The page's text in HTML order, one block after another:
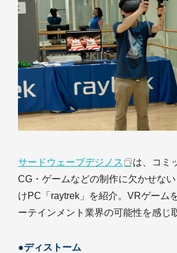
サードウェーブデジノス
は、コミ
CG・ゲームなどの制作に欠かせな
けPC「raytrek」を紹介。VRゲーム
ーテインメント業界の可能性を感じ
●ディストーム